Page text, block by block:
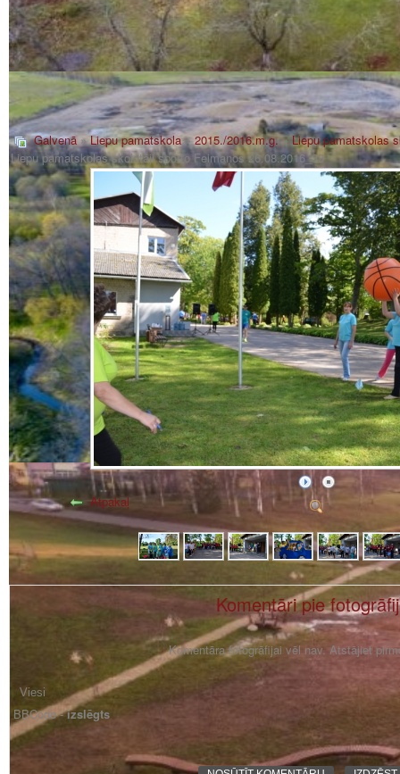
Galvenā»Liepu pamatskola»2015./2016.m.g.»Liepu pamatskolas
Liepu pamatskolas skolotāji sporto Feimaņos 26.08.2016_33
Atpakaļ
Komentāri pie
Komentāra fotogrāfijai vēl nav. Atstājiet
BBCode -izslēgts